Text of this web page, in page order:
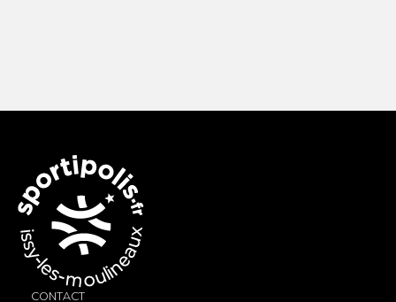
CONTACT